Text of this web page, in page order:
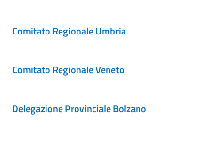
Comitato Regionale Umbria
Comitato Regionale Veneto
Delegazione Provinciale Bolzano